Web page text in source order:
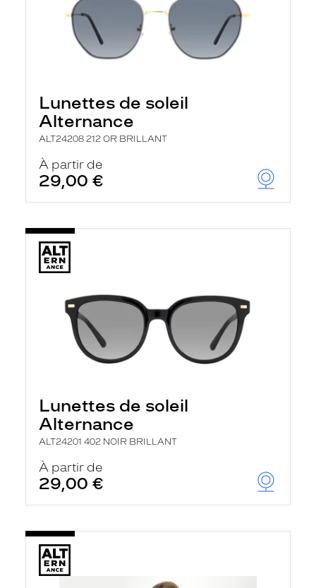
Lunettes de soleil
Alternance
ALT24208 212 OR BRILLANT
À partir de
29,00 €
Lunettes de soleil
Alternance
ALT24201 402 NOIR BRILLANT
À partir de
29,00 €